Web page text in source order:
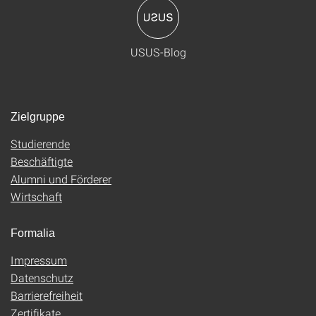
USUS-Blog
Zielgruppe
Studierende
Beschäftigte
Alumni und Förderer
Wirtschaft
Formalia
Impressum
Datenschutz
Barrierefreiheit
Zertifikate